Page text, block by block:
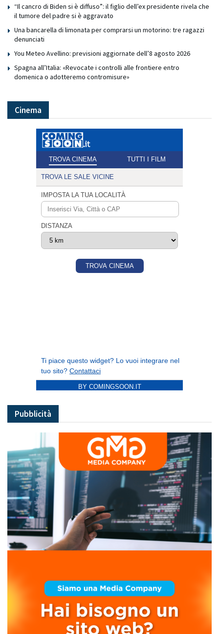
“Il cancro di Biden si è diffuso”: il figlio dell’ex presidente rivela che
il tumore del padre si è aggravato
Una bancarella di limonata per comprarsi un motorino: tre ragazzi
denunciati
You Meteo Avellino: previsioni aggiornate dell’8 agosto 2026
Spagna all’Italia: «Revocate i controlli alle frontiere entro
domenica o adotteremo contromisure»
Cinema
BY COMINGSOON.IT
Pubblicità